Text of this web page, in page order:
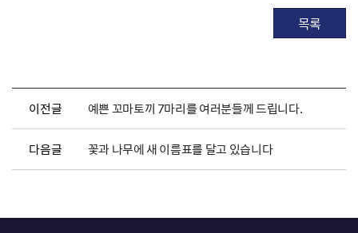
목록
이전글 예쁜 꼬마토끼 7마리를 여러분들께 드립니다.
다음글 꽃과 나무에 새 이름표를 달고 있습니다